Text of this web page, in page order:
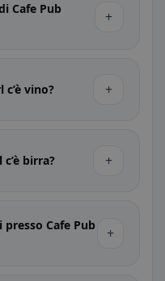
Cafe Pub
+
c’è vino? +
birra? +
Cafe Pub
+